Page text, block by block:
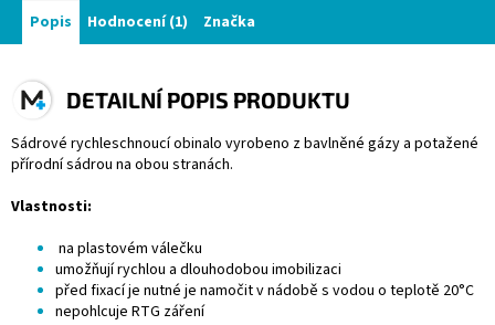
Popis Hodnocení (1) Značka
DETAILNÍ POPIS PRODUKTU
Sádrové rychleschnoucí obinalo vyrobeno z bavlněné gázy a potažené
přírodní sádrou na obou stranách.
Vlastnosti:
na plastovém válečku
umožňují rychlou a dlouhodobou imobilizaci
před fixací je nutné je namočit v nádobě s vodou o teplotě 20°C
nepohlcuje RTG záření